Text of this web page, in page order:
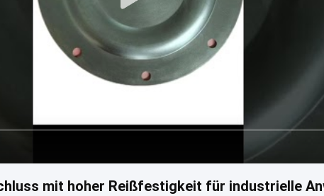
mit hoher Reißfestigkeit für industrielle